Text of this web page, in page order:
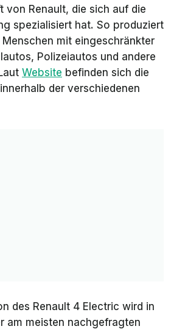
von Renault, die sich auf die
spezialisiert hat. So produziert
mit eingeschränkter
Polizeiautos und andere
Website befinden sich die
der verschiedenen
des Renault 4 Electric wird in
am meisten nachgefragten